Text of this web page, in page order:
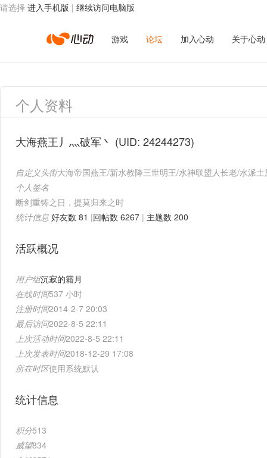
请选择 进入手机版 | 继续访问电脑版
心
动
络
游戏 论坛 加入心动 关于心动
个人资料
大海燕王丿灬破军丶 (UID: 24244273)
自定义头衔大海帝国燕王/新水教降三世明王/水神联盟人长老/水派
个人签名
断剑重铸之日，提莫归来之时
统计信息 好友数 81 |回帖数 6267 | 主题数 200
活跃概况
用户组沉寂的霜月
在线时间537 小时
注册时间2014-2-7 20:03
最后访问2022-8-5 22:11
上次活动时间2022-8-5 22:11
上次发表时间2018-12-29 17:08
所在时区使用系统默认
统计信息
积分513
威望834